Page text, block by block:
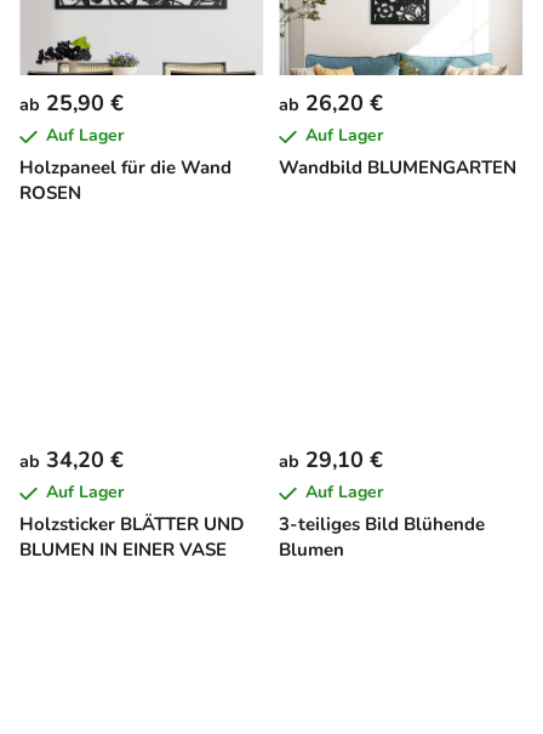
Holzpaneel für die Wand
ROSEN
ab 25,90 €
Auf Lager
Wandbild BLUMENGARTEN
ab 26,20 €
Auf Lager
Holzsticker BLÄTTER UND
BLUMEN IN EINER VASE
ab 34,20 €
Auf Lager
3-teiliges Bild Blühende
Blumen
ab 29,10 €
Auf Lager